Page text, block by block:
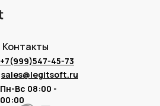
Контакты
sales@legitsoft.ru
Пн-Вс 08:00 -
00:00
+7(999)547-45-73